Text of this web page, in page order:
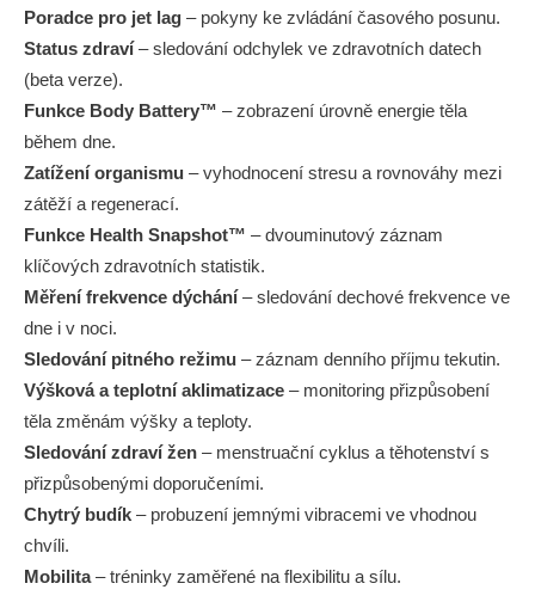
Poradce pro jet lag – pokyny ke zvládání časového posunu.
Status zdraví– sledování odchylek ve zdravotních datech
(beta verze).
Funkce Body Battery™ – zobrazení úrovně energie těla
během dne.
Zatížení organismu – vyhodnocení stresu a rovnováhy mezi
zátěží a regenerací.
Funkce Health Snapshot™ – dvouminutový záznam
klíčových zdravotních statistik.
Měření frekvence dýchání– sledování dechové frekvence ve
dne i v noci.
Sledování pitného režimu – záznam denního příjmu tekutin.
Výšková a teplotní aklimatizace – monitoring přizpůsobení
těla změnám výšky a teploty.
Sledování zdraví žen – menstruační cyklus a těhotenství s
přizpůsobenými doporučeními.
Chytrý budík – probuzení jemnými vibracemi ve vhodnou
chvíli.
Mobilita– tréninky zaměřené na flexibilitu a sílu.